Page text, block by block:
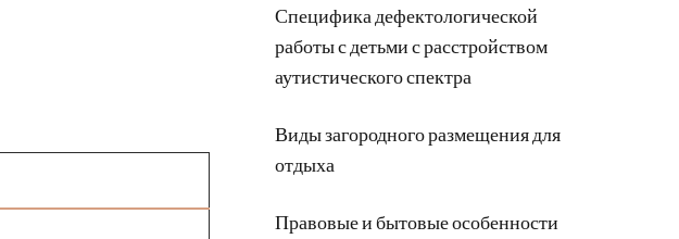
Специфика дефектологической
работы с детьми с расстройством
аутистического спектра
Виды загородного размещения для
отдыха
Правовые и бытовые особенности